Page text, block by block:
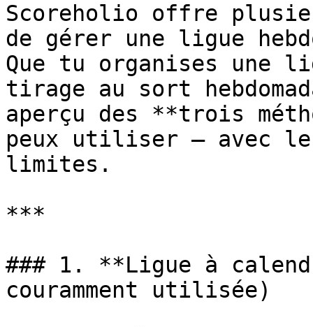
Scoreholio offre
de gérer une ligue
Que tu organises une
tirage au sort
aperçu des **trois
peux utiliser — avec
limites.
***
### 1. **Ligue à
couramment utilisée)